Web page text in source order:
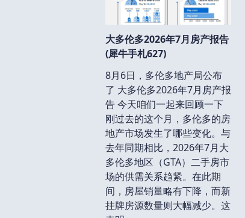
大多伦多2026年7月房产报告
(犀牛手札627)
8月6日，多伦多地产局公布
了 大多伦多2026年7月房产报
告 今天咱们一起来回顾一下
刚过去的这个月，多伦多的房
地产市场发生了哪些变化。与
去年同期相比，2026年7月大
多伦多地区（GTA）二手房市
场的供需关系趋紧。在此期
间，房屋销量略有下降，而新
挂牌房源数量则大幅减少。这